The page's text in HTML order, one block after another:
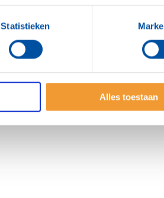
Statistieken
Alles toestaan